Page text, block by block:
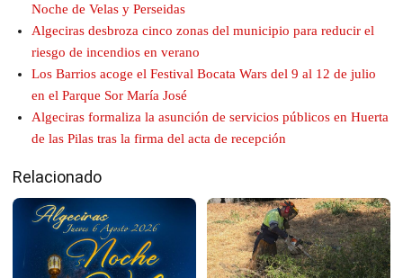
Noche de Velas y Perseidas
Algeciras desbroza cinco zonas del municipio para reducir el
riesgo de incendios en verano
Los Barrios acoge el Festival Bocata Wars del 9 al 12 de julio
en el Parque Sor María José
Algeciras formaliza la asunción de servicios públicos en Huerta
de las Pilas tras la firma del acta de recepción
Relacionado